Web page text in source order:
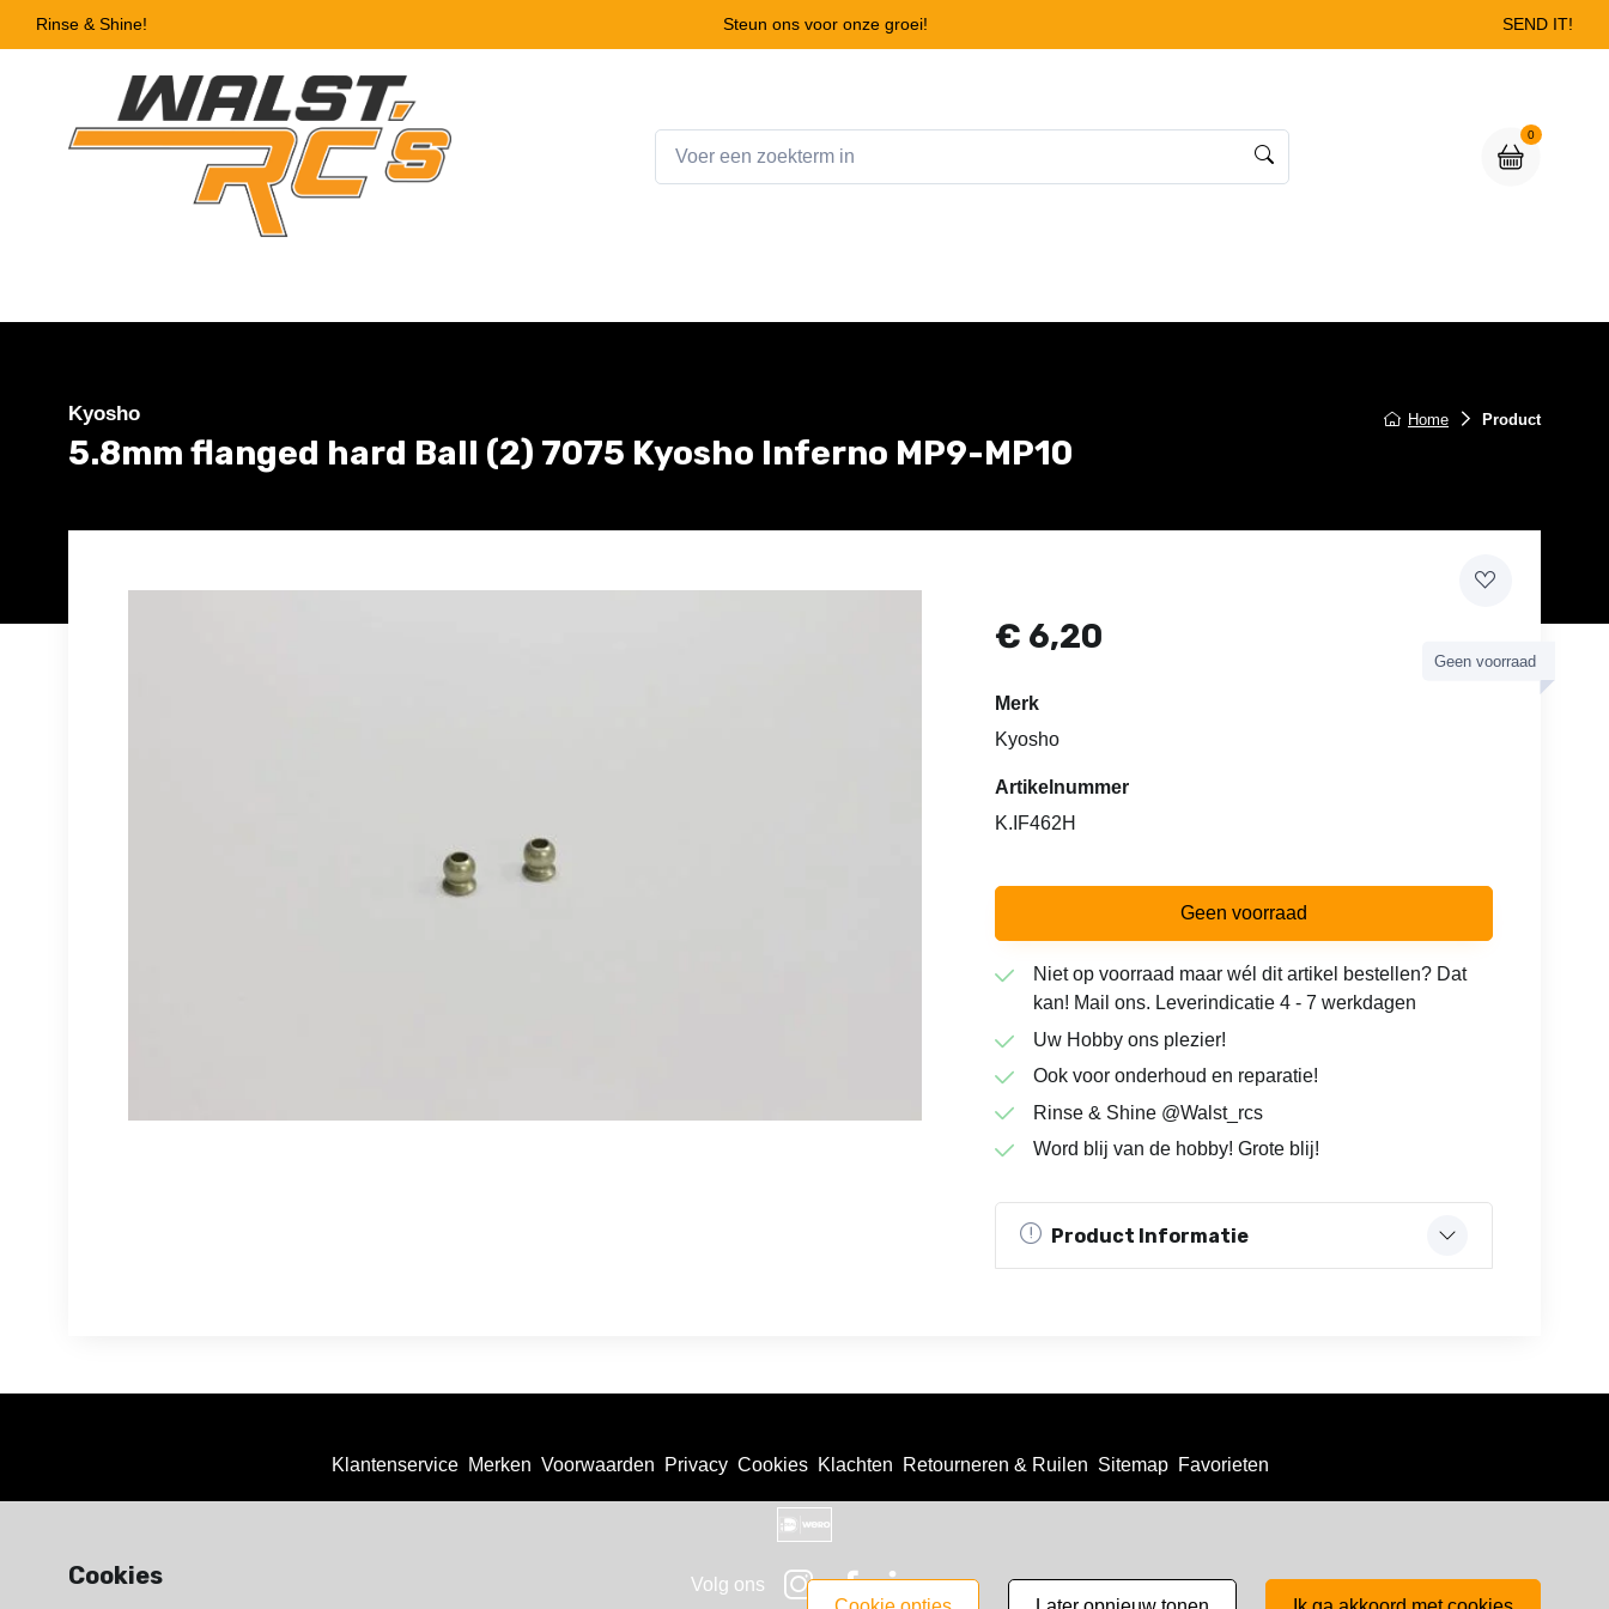
Rinse & Shine! Steun ons voor onze groei! SEND IT!
0
Home Product
Kyosho
5.8mm flanged hard Ball (2) 7075 Kyosho Inferno MP9-MP10
€ 6,20
Geen voorraad
Merk
Kyosho
Artikelnummer
K.IF462H
Geen voorraad
Niet op voorraad maar wél dit artikel bestellen? Dat
kan! Mail ons. Leverindicatie 4 - 7 werkdagen
Uw Hobby ons plezier!
Ook voor onderhoud en reparatie!
Rinse & Shine @Walst_rcs
Word blij van de hobby! Grote blij!
Product Informatie
Klantenservice Merken Voorwaarden Privacy Cookies Klachten Retourneren & Ruilen Sitemap Favorieten
Volg ons
Cookies